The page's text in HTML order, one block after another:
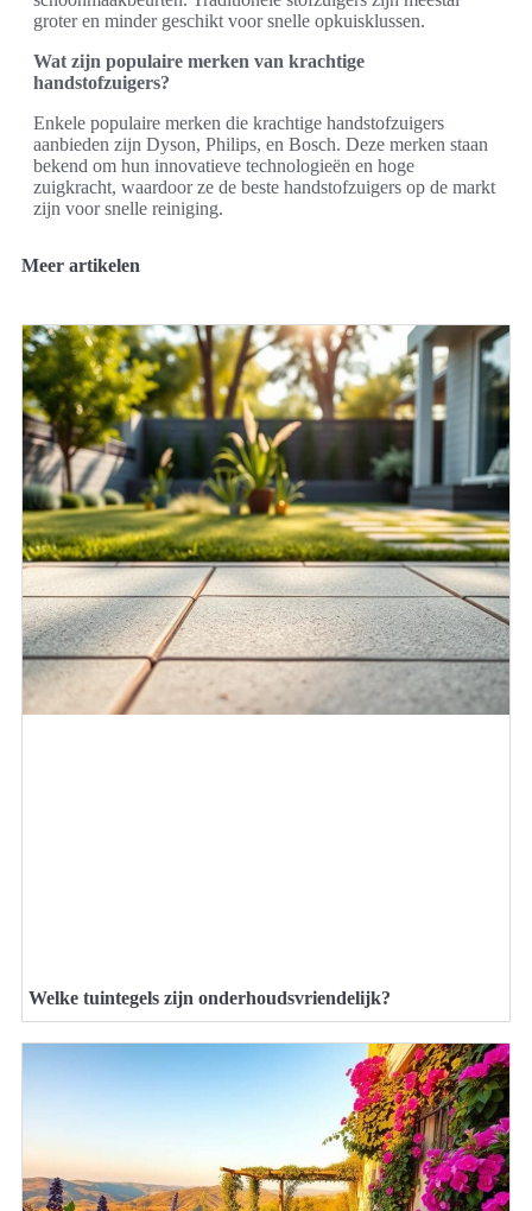
groter en minder geschikt voor snelle opkuisklussen.
Wat zijn populaire merken van krachtige
handstofzuigers?
Enkele populaire merken die krachtige handstofzuigers
aanbieden zijn Dyson, Philips, en Bosch. Deze merken staan
bekend om hun innovatieve technologieën en hoge
zuigkracht, waardoor ze de beste handstofzuigers op de markt
zijn voor snelle reiniging.
Meer artikelen
Welke tuintegels zijn onderhoudsvriendelijk?